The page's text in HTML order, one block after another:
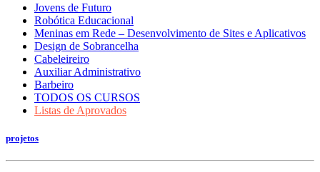
Jovens de Futuro
Robótica Educacional
Meninas em Rede – Desenvolvimento de Sites e Aplicativos
Design de Sobrancelha
Cabeleireiro
Auxiliar Administrativo
Barbeiro
TODOS OS CURSOS
Listas de Aprovados
projetos